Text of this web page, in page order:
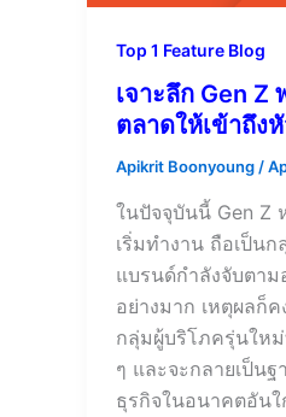
Top 1 Feature Blog
เจาะลึก Gen Z
ตลาดให้เข้าถึง
Apikrit Boonyoung/
ในปัจจุบันนี้ Gen Z
เริ่มทำงาน ถือเป็น
แบรนด์กำลังจับตาม
อย่างมาก เหตุผลก็
กลุ่มผู้บริโภครุ่นให
ๆ และจะกลายเป็น
ธุรกิจในอนาคตอัน